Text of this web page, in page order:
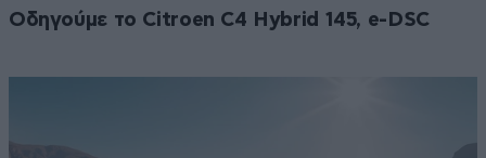
Οδηγούμε το Citroen C4 Hybrid 145, e-DSC